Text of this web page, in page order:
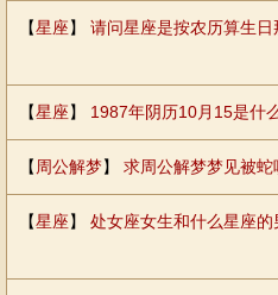
【星座】 请问星座是按农历算生
【星座】 1987年阴历10月15是什
【 周公解梦】 求周公解梦梦见被蛇
【星座】 处女座女生和什么星座的